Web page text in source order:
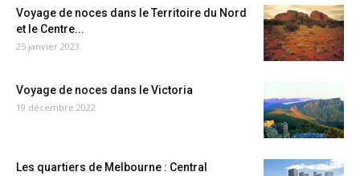
Voyage de noces dans le Territoire du Nord
et le Centre...
25 janvier 2023
Voyage de noces dans le Victoria
19 décembre 2022
Les quartiers de Melbourne : Central